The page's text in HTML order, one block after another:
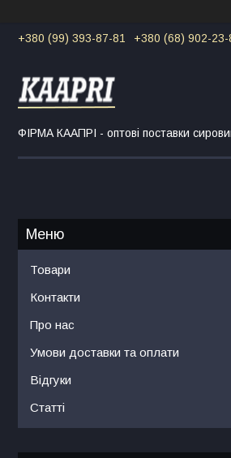
+380 (99) 393-87-81 +380 (68) 902-23-
ФІРМА КААПРІ - оптові поставки
Товари
Контакти
Про нас
Умови доставки та оплати
Відгуки
Статті